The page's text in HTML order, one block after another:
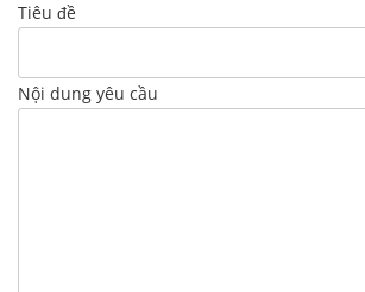
Tiêu đề
Nội dung yêu cầu